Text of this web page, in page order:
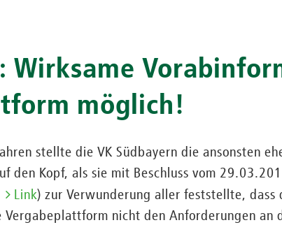
Wirksame
möglich!
stellte die VK Südbayern die ansonsten
den Kopf, als sie mit Beschluss vom
Link) zur Verwunderung aller feststellte,
nicht den Anforderungen an